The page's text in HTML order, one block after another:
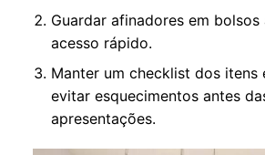
Guardar afinadores em bolsos
acesso rápido.
Manter um checklist dos itens
evitar esquecimentos antes
apresentações.